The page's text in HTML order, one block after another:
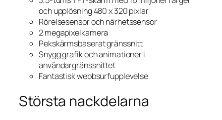
och upplösning 480 x 320 pixlar
Rörelsesensor och närhetssensor
2 megapixelkamera
Pekskärmsbaserat gränssnitt
Snygg grafik och animationer i
användargränssnittet
Fantastisk webbsurfupplevelse
Största nackdelarna